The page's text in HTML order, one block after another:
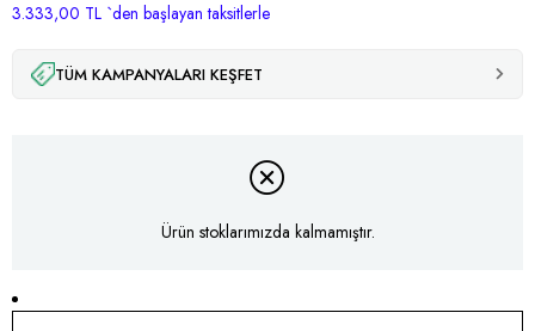
3.333,00 TL `den başlayan taksitlerle
TÜM KAMPANYALARI KEŞFET
Ürün stoklarımızda kalmamıştır.